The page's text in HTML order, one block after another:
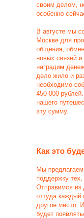
своим делом,
особенно
В августе мы
Москве для
общения,
новых связей
наградим
дело жило и
необходимо
450 000
нашего
эту сумму.
Как это
Мы
поддержку
Отправимся из
оттуда каждый
другое место.
будет